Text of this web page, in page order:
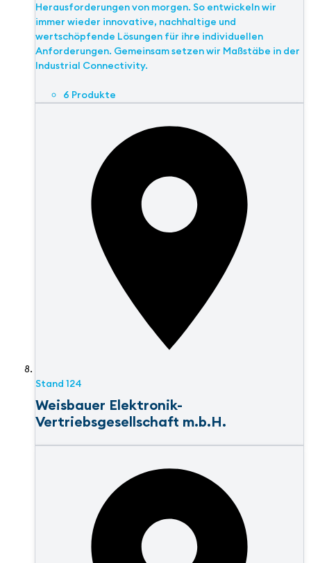
Herausforderungen von morgen. So entwickeln wir
immer wieder innovative, nachhaltige und
wertschöpfende Lösungen für ihre individuellen
Anforderungen. Gemeinsam setzen wir Maßstäbe in der
Industrial Connectivity.
6 Produkte
Stand 124
Weisbauer Elektronik-
Vertriebsgesellschaft m.b.H.